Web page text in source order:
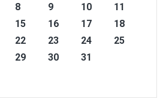
8 9 10
11
15 16 17
18
22 23 24
25
29 30 31